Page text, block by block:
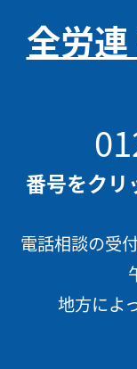
全労
番号をクリ
電話相談の受
地方によ